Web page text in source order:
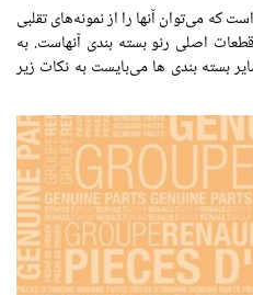
می‌توان آنها را از نمونه‌های تقلبی
اصلی رنو بسته بندی آنهاست. به
بسته بندی ها می‌بایست به نکات زیر